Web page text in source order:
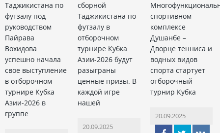
Таджикистана по
футзалу под
руководством
Пайрава
Вохидова
успешно начала
свое выступление
в отборочном
турнире Кубка
Азии-2026 в
группе
сборной
Таджикистана по
футзалу в
отборочном
турнире Кубка
Азии-2026 будут
разыграны
ценные призы. В
каждой игре
нашей
20.09.2025
спортивном
комплексе
Душанбе –
Дворце тенниса и
водных видов
спорта стартует
отборочный
турнир Кубка
20.09.2025